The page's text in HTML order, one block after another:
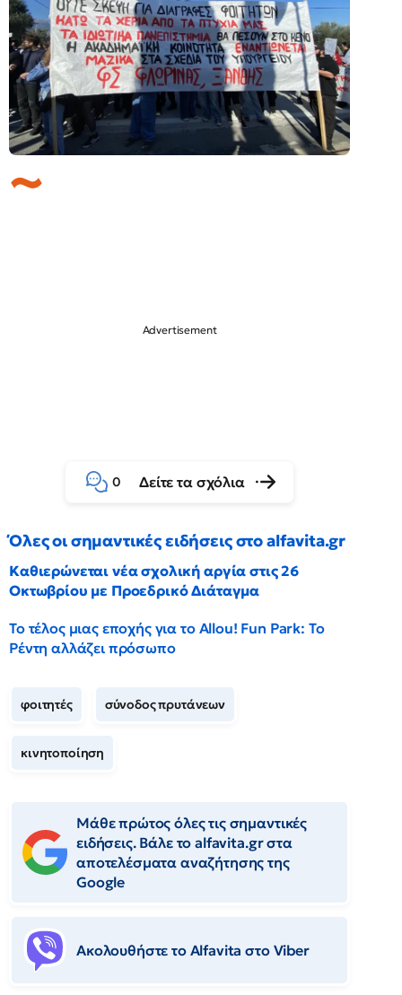
0 Δείτε τα σχόλια
Όλες οι σημαντικές ειδήσεις στο alfavita.gr
Καθιερώνεται νέα σχολική αργία στις 26
Οκτωβρίου με Προεδρικό Διάταγμα
Το τέλος μιας εποχής για το Allou! Fun Park: Το
Ρέντη αλλάζει πρόσωπο
φοιτητές σύνοδος πρυτάνεων
κινητοποίηση
Μάθε πρώτος όλες τις σημαντικές
ειδήσεις. Βάλε το alfavita.gr στα
αποτελέσματα αναζήτησης της
Google
Ακολουθήστε το Αlfavita στο Viber